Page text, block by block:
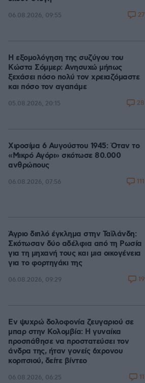
06.08.2026, 09:55 27
Η εξομολόγηση της συζύγου του
Κώστα Σόμμερ: Ανησυχώ μήπως
ξεχάσει πόσο πολύ τον χρειαζόμαστε
και πόσο τον αγαπάμε
05.08.2026, 20:15 28
Χιροσίμα 6 Αυγούστου 1945: Όταν το
«Μικρό Αγόρι» σκότωσε 80.000
ανθρώπους
06.08.2026, 07:56 111
Άγριο διπλό έγκλημα στην Ταϊλάνδη:
Σκότωσαν δύο αδέλφια από τη Ρωσία
για τη μηχανή τους και μια οικογένεια
για το φορτηγάκι της
06.08.2026, 09:29 19
Εν ψυχρώ δολοφονία ζευγαριού σε
μπαρ στην Κολομβία: Η γυναίκα
προσπάθησε να προστατεύσει τον
άνδρα της, ήταν γονείς 6χρονου
κοριτσιού, δείτε βίντεο
06.08.2026, 06:25 11